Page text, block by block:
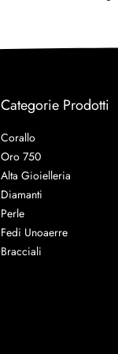
Categorie Prodotti
Corallo
Oro 750
Alta Gioielleria
Diamanti
Perle
Fedi Unoaerre
Bracciali